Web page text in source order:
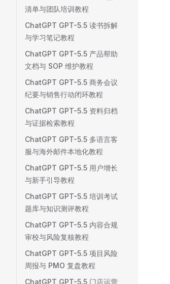
清单与团队培训教程
ChatGPT GPT-5.5 读书拆解
与学习笔记教程
ChatGPT GPT-5.5 产品帮助
文档与 SOP 维护教程
ChatGPT GPT-5.5 商务会议
纪要与销售行动闭环教程
ChatGPT GPT-5.5 资料归档
与证据检索教程
ChatGPT GPT-5.5 多语言客
服与海外邮件本地化教程
ChatGPT GPT-5.5 用户增长
与新手引导教程
ChatGPT GPT-5.5 培训考试
题库与知识测评教程
ChatGPT GPT-5.5 内容合规
审校与风险复核教程
ChatGPT GPT-5.5 项目风险
周报与 PMO 复盘教程
ChatGPT GPT-5.5 门店运营